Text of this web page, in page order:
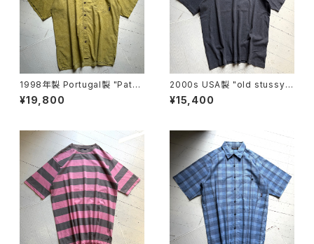
1998年製 Portugal製 "Patag
onia" A/C print shirt
¥19,800
2000s USA製 "old stussy"
S/S T-shirt
¥15,400